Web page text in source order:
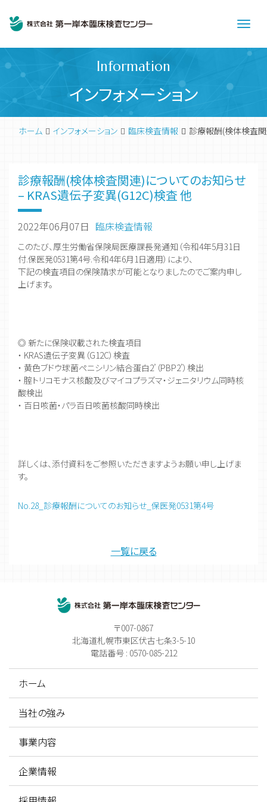
Information
インフォメーション
ホーム インフォメーション 臨床検査情報 診療報酬(検体検査
診療報酬(検体検査関連)についてのお知らせ
– KRAS遺伝子変異(G12C)検査 他
2022年06月07日 臨床検査情報
このたび、厚生労働省保険局医療課長発通知（令和4年5月31日
付.保医発0531第4号.令和4年6月1日適用）により、
下記の検査項目の保険請求が可能となりましたのでご案内申し
上げます。
◎ 新たに保険収載された検査項目
・ KRAS遺伝子変異（G12C）検査
・ 黄色ブドウ球菌ペニシリン結合蛋白2’（PBP2’）検出
・ 腟トリコモナス核酸及びマイコプラズマ・ジェニタリウム同時核
酸検出
・ 百日咳菌・パラ百日咳菌核酸同時検出
詳しくは、添付資料をご参照いただきますようお願い申し上げま
す。
No.28_診療報酬についてのお知らせ_保医発0531第4号
一覧に戻る
〒007-0867
北海道札幌市東区伏古七条3-5-10
電話番号 : 0570-085-212
ホーム
当社の強み
事業内容
企業情報